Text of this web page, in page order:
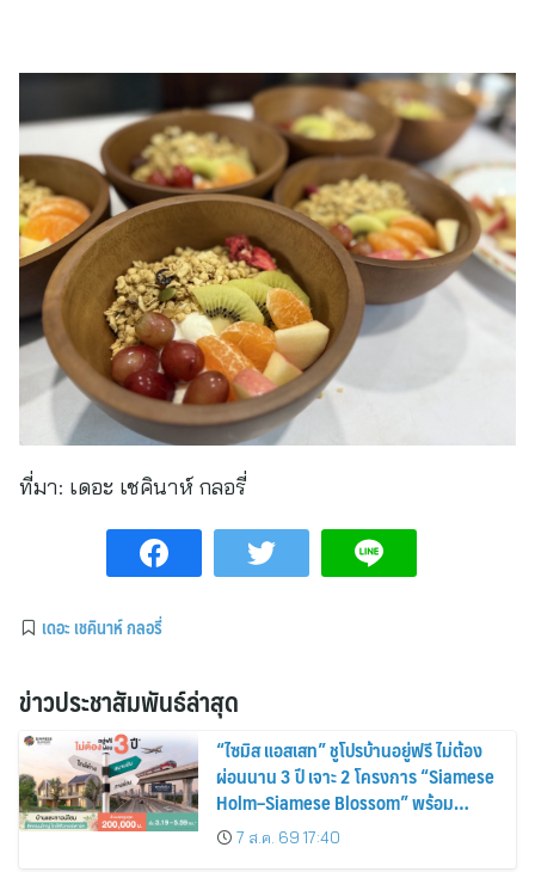
ที่มา: เดอะ เชคินาห์ กลอรี่
เดอะ เชคินาห์ กลอรี่
ข่าวประชาสัมพันธ์ล่าสุด
“ไซมิส แอสเสท” ชูโปรบ้านอยู่ฟรี ไม่ต้อง
ผ่อนนาน 3 ปี เจาะ 2 โครงการ “Siamese
Holm–Siamese Blossom” พร้อม
ส่วนลดและสิทธิพิเศษถึง 31 สิงหาคม
2569
7 ส.ค. 69 17:40